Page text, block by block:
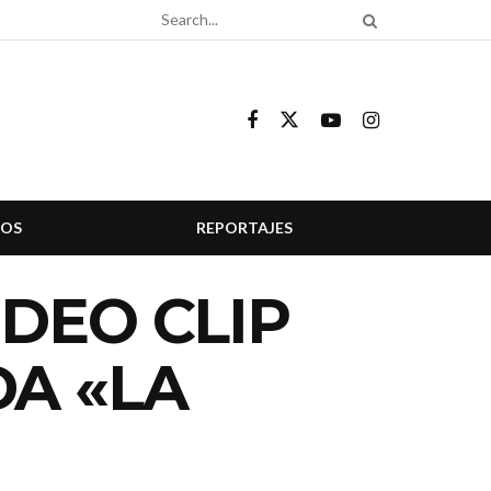
REPORTAJES
CLIP
«LA